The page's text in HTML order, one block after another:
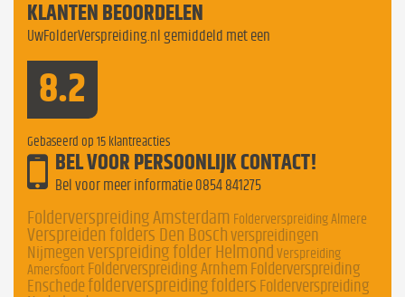
KLANTEN BEOORDELEN
UwFolderVerspreiding.nl gemiddeld met een
8.2
Gebaseerd op 15 klantreacties
BEL VOOR PERSOONLIJK CONTACT!
Bel voor meer informatie 0854 841275
Folderverspreiding Amsterdam Folderverspreiding Almere
Verspreiden folders Den Bosch verspreidingen
Nijmegen verspreiding folder Helmond Verspreiding
Amersfoort Folderverspreiding Arnhem Folderverspreiding
Enschede folderverspreidingfolders Folderverspreiding